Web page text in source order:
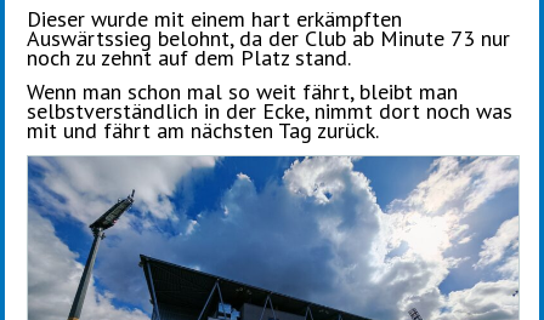
Dieser wurde mit einem hart erkämpften
Auswärtssieg belohnt, da der Club ab Minute 73 nur
noch zu zehnt auf dem Platz stand.
Wenn man schon mal so weit fährt, bleibt man
selbstverständlich in der Ecke, nimmt dort noch was
mit und fährt am nächsten Tag zurück.